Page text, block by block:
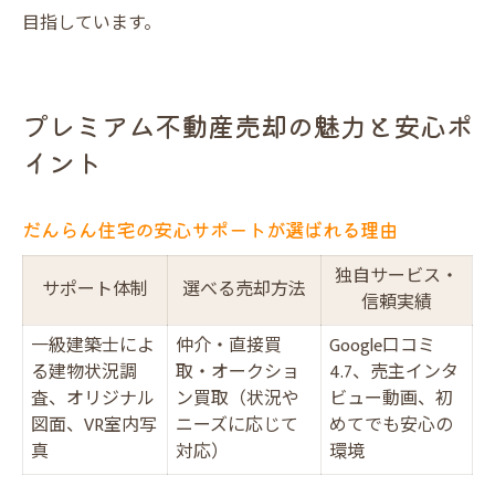
目指しています。
プレミアム不動産売却の魅力と安心ポ
イント
だんらん住宅の安心サポートが選ばれる理由
サポート体制 選べる売却方法
独自サービス・
信頼実績
一級建築士によ
る建物状況調
査、オリジナル
図面、VR室内写
真
仲介・直接買
取・オークショ
ン買取（状況や
ニーズに応じて
対応）
Google口コミ
4.7、売主インタ
ビュー動画、初
めてでも安心の
環境